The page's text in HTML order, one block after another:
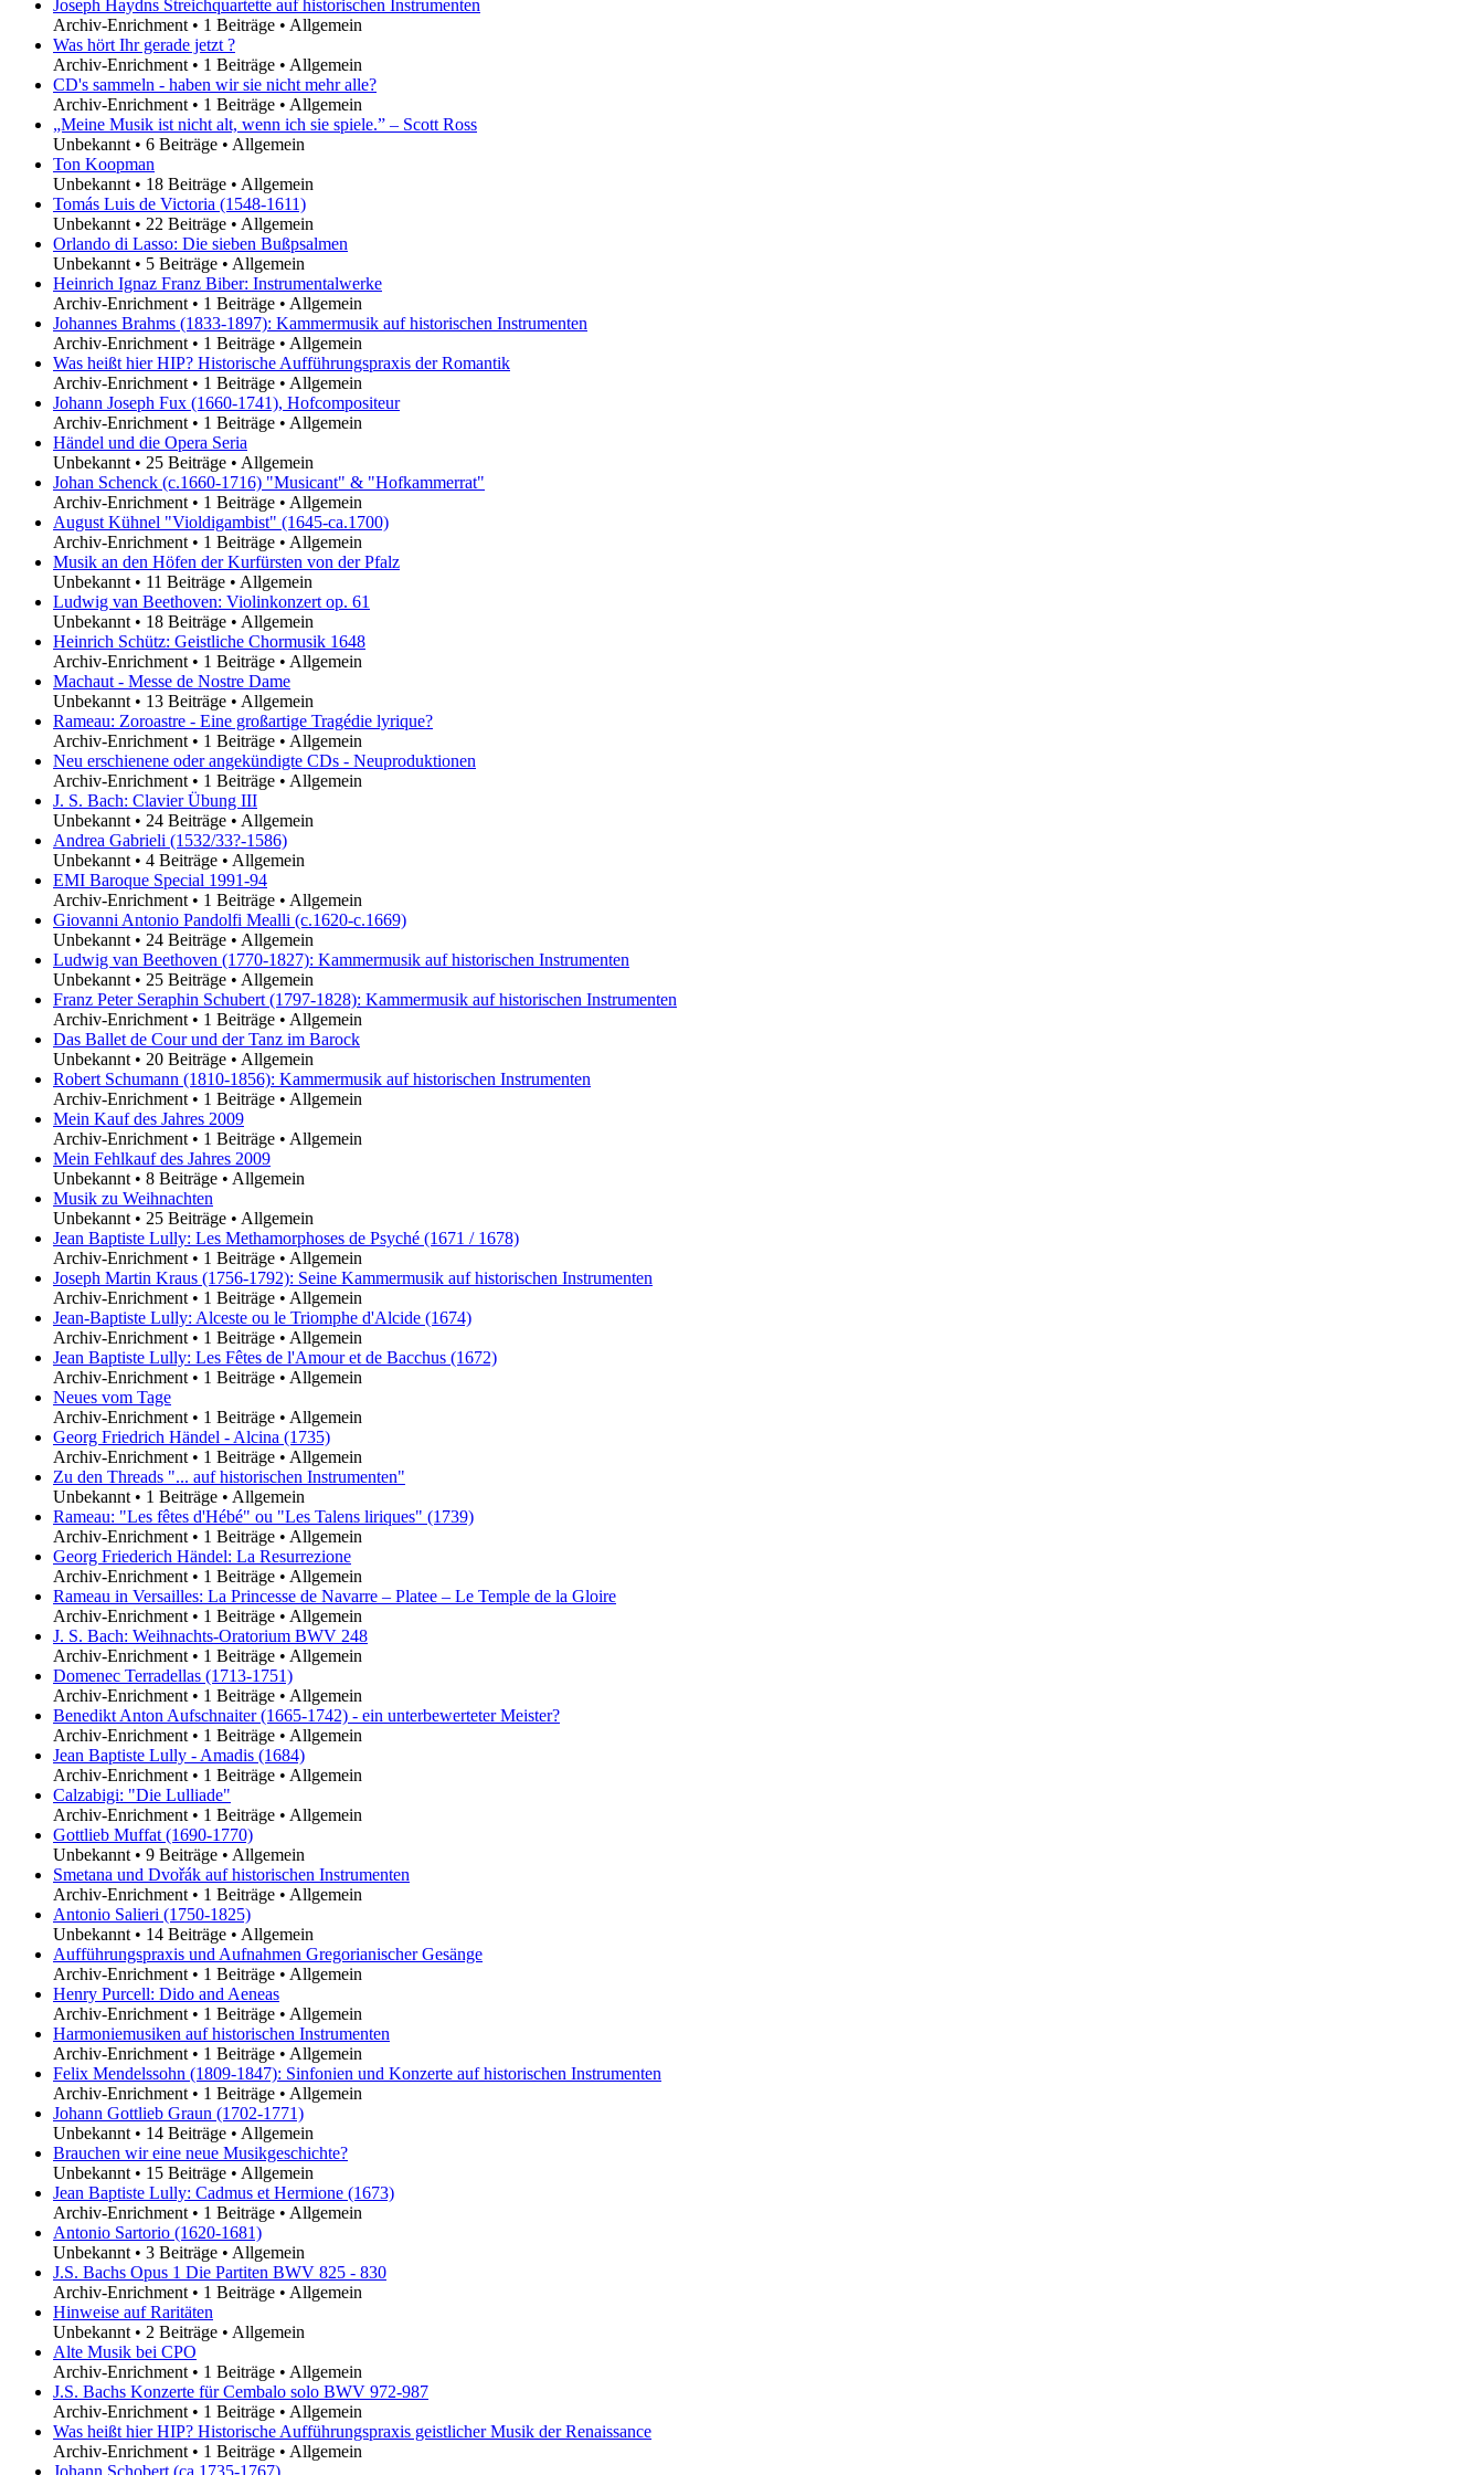
Joseph Haydns Streichquartette auf historischen Instrumenten
Archiv-Enrichment • 1 Beiträge • Allgemein
Was hört Ihr gerade jetzt ?
Archiv-Enrichment • 1 Beiträge • Allgemein
CD's sammeln - haben wir sie nicht mehr alle?
Archiv-Enrichment • 1 Beiträge • Allgemein
„Meine Musik ist nicht alt, wenn ich sie spiele.” – Scott Ross
Unbekannt • 6 Beiträge • Allgemein
Ton Koopman
Unbekannt • 18 Beiträge • Allgemein
Tomás Luis de Victoria (1548-1611)
Unbekannt • 22 Beiträge • Allgemein
Orlando di Lasso: Die sieben Bußpsalmen
Unbekannt • 5 Beiträge • Allgemein
Heinrich Ignaz Franz Biber: Instrumentalwerke
Archiv-Enrichment • 1 Beiträge • Allgemein
Johannes Brahms (1833-1897): Kammermusik auf historischen Instrumenten
Archiv-Enrichment • 1 Beiträge • Allgemein
Was heißt hier HIP? Historische Aufführungspraxis der Romantik
Archiv-Enrichment • 1 Beiträge • Allgemein
Johann Joseph Fux (1660-1741), Hofcompositeur
Archiv-Enrichment • 1 Beiträge • Allgemein
Händel und die Opera Seria
Unbekannt • 25 Beiträge • Allgemein
Johan Schenck (c.1660-1716) "Musicant" & "Hofkammerrat"
Archiv-Enrichment • 1 Beiträge • Allgemein
August Kühnel "Violdigambist" (1645-ca.1700)
Archiv-Enrichment • 1 Beiträge • Allgemein
Musik an den Höfen der Kurfürsten von der Pfalz
Unbekannt • 11 Beiträge • Allgemein
Ludwig van Beethoven: Violinkonzert op. 61
Unbekannt • 18 Beiträge • Allgemein
Heinrich Schütz: Geistliche Chormusik 1648
Archiv-Enrichment • 1 Beiträge • Allgemein
Machaut - Messe de Nostre Dame
Unbekannt • 13 Beiträge • Allgemein
Rameau: Zoroastre - Eine großartige Tragédie lyrique?
Archiv-Enrichment • 1 Beiträge • Allgemein
Neu erschienene oder angekündigte CDs - Neuproduktionen
Archiv-Enrichment • 1 Beiträge • Allgemein
J. S. Bach: Clavier Übung III
Unbekannt • 24 Beiträge • Allgemein
Andrea Gabrieli (1532/33?-1586)
Unbekannt • 4 Beiträge • Allgemein
EMI Baroque Special 1991-94
Archiv-Enrichment • 1 Beiträge • Allgemein
Giovanni Antonio Pandolfi Mealli (c.1620-c.1669)
Unbekannt • 24 Beiträge • Allgemein
Ludwig van Beethoven (1770-1827): Kammermusik auf historischen Instrumenten
Unbekannt • 25 Beiträge • Allgemein
Franz Peter Seraphin Schubert (1797-1828): Kammermusik auf historischen Instrumenten
Archiv-Enrichment • 1 Beiträge • Allgemein
Das Ballet de Cour und der Tanz im Barock
Unbekannt • 20 Beiträge • Allgemein
Robert Schumann (1810-1856): Kammermusik auf historischen Instrumenten
Archiv-Enrichment • 1 Beiträge • Allgemein
Mein Kauf des Jahres 2009
Archiv-Enrichment • 1 Beiträge • Allgemein
Mein Fehlkauf des Jahres 2009
Unbekannt • 8 Beiträge • Allgemein
Musik zu Weihnachten
Unbekannt • 25 Beiträge • Allgemein
Jean Baptiste Lully: Les Methamorphoses de Psyché (1671 / 1678)
Archiv-Enrichment • 1 Beiträge • Allgemein
Joseph Martin Kraus (1756-1792): Seine Kammermusik auf historischen Instrumenten
Archiv-Enrichment • 1 Beiträge • Allgemein
Jean-Baptiste Lully: Alceste ou le Triomphe d'Alcide (1674)
Archiv-Enrichment • 1 Beiträge • Allgemein
Jean Baptiste Lully: Les Fêtes de l'Amour et de Bacchus (1672)
Archiv-Enrichment • 1 Beiträge • Allgemein
Neues vom Tage
Archiv-Enrichment • 1 Beiträge • Allgemein
Georg Friedrich Händel - Alcina (1735)
Archiv-Enrichment • 1 Beiträge • Allgemein
Zu den Threads "... auf historischen Instrumenten"
Unbekannt • 1 Beiträge • Allgemein
Rameau: "Les fêtes d'Hébé" ou "Les Talens liriques" (1739)
Archiv-Enrichment • 1 Beiträge • Allgemein
Georg Friederich Händel: La Resurrezione
Archiv-Enrichment • 1 Beiträge • Allgemein
Rameau in Versailles: La Princesse de Navarre – Platee – Le Temple de la Gloire
Archiv-Enrichment • 1 Beiträge • Allgemein
J. S. Bach: Weihnachts-Oratorium BWV 248
Archiv-Enrichment • 1 Beiträge • Allgemein
Domenec Terradellas (1713-1751)
Archiv-Enrichment • 1 Beiträge • Allgemein
Benedikt Anton Aufschnaiter (1665-1742) - ein unterbewerteter Meister?
Archiv-Enrichment • 1 Beiträge • Allgemein
Jean Baptiste Lully - Amadis (1684)
Archiv-Enrichment • 1 Beiträge • Allgemein
Calzabigi: "Die Lulliade"
Archiv-Enrichment • 1 Beiträge • Allgemein
Gottlieb Muffat (1690-1770)
Unbekannt • 9 Beiträge • Allgemein
Smetana und Dvořák auf historischen Instrumenten
Archiv-Enrichment • 1 Beiträge • Allgemein
Antonio Salieri (1750-1825)
Unbekannt • 14 Beiträge • Allgemein
Aufführungspraxis und Aufnahmen Gregorianischer Gesänge
Archiv-Enrichment • 1 Beiträge • Allgemein
Henry Purcell: Dido and Aeneas
Archiv-Enrichment • 1 Beiträge • Allgemein
Harmoniemusiken auf historischen Instrumenten
Archiv-Enrichment • 1 Beiträge • Allgemein
Felix Mendelssohn (1809-1847): Sinfonien und Konzerte auf historischen Instrumenten
Archiv-Enrichment • 1 Beiträge • Allgemein
Johann Gottlieb Graun (1702-1771)
Unbekannt • 14 Beiträge • Allgemein
Brauchen wir eine neue Musikgeschichte?
Unbekannt • 15 Beiträge • Allgemein
Jean Baptiste Lully: Cadmus et Hermione (1673)
Archiv-Enrichment • 1 Beiträge • Allgemein
Antonio Sartorio (1620-1681)
Unbekannt • 3 Beiträge • Allgemein
J.S. Bachs Opus 1 Die Partiten BWV 825 - 830
Archiv-Enrichment • 1 Beiträge • Allgemein
Hinweise auf Raritäten
Unbekannt • 2 Beiträge • Allgemein
Alte Musik bei CPO
Archiv-Enrichment • 1 Beiträge • Allgemein
J.S. Bachs Konzerte für Cembalo solo BWV 972-987
Archiv-Enrichment • 1 Beiträge • Allgemein
Was heißt hier HIP? Historische Aufführungspraxis geistlicher Musik der Renaissance
Archiv-Enrichment • 1 Beiträge • Allgemein
Johann Schobert (ca.1735-1767)